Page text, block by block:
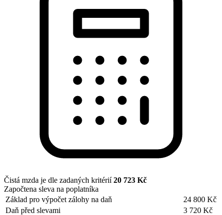
Čistá mzda je dle zadaných kritérií20 723 Kč
Započtena sleva na poplatníka
Základ pro výpočet zálohy na daň
24 800 Kč
Daň před slevami
3 720 Kč